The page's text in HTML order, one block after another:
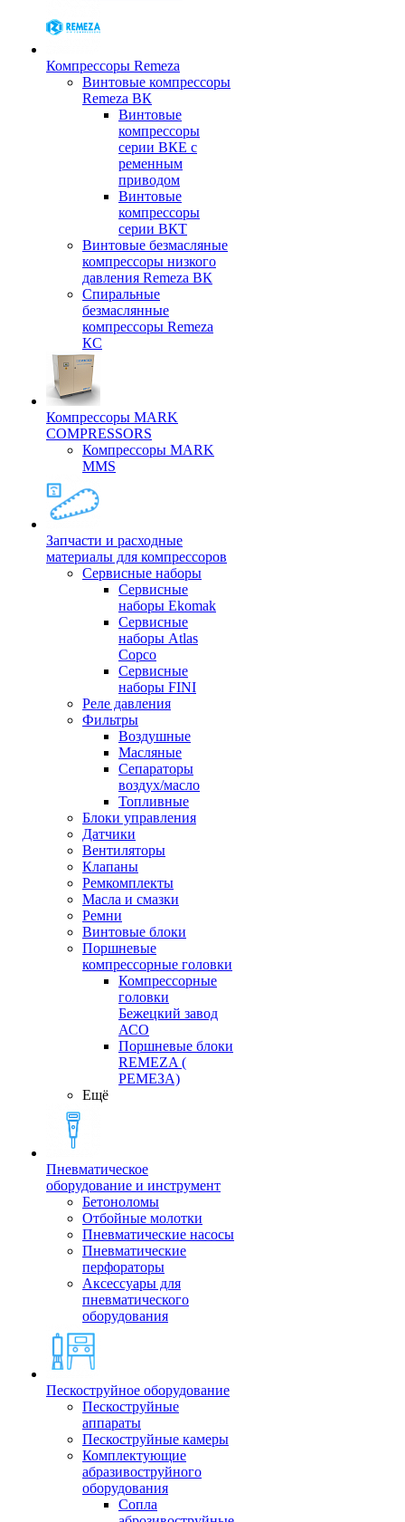
Компрессоры Remeza
Винтовые компрессоры
Remeza ВК
Винтовые
компрессоры
серии ВКЕ с
ременным
приводом
Винтовые
компрессоры
серии ВКТ
Винтовые безмасляные
компрессоры низкого
давления Remeza ВК
Спиральные
безмаслянные
компрессоры Remeza
КС
Компрессоры MARK
COMPRESSORS
Компрессоры MARK
MMS
Запчасти и расходные
материалы для компрессоров
Cервисные наборы
Сервисные
наборы Ekomak
Cервисные
наборы Atlas
Copco
Сервисные
наборы FINI
Реле давления
Фильтры
Воздушные
Масляные
Сепараторы
воздух/масло
Топливные
Блоки управления
Датчики
Вентиляторы
Клапаны
Ремкомплекты
Масла и смазки
Ремни
Винтовые блоки
Поршневые
компрессорные головки
Компрессорные
головки
Бежецкий завод
АСО
Поршневые блоки
REMEZA (
РЕМЕЗА)
Ещё
Пневматическое
оборудование и инструмент
Бетоноломы
Отбойные молотки
Пневматические насосы
Пневматические
перфораторы
Аксессуары для
пневматического
оборудования
Пескоструйное оборудование
Пескоструйные
аппараты
Пескоструйные камеры
Комплектующие
абразивоструйного
оборудования
Сопла